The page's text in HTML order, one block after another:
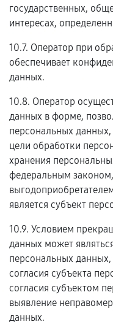
государственных,
интересах,
10.7. Оператор при
обеспечивает
данных.
10.8. Оператор
данных в форме,
персональных
цели обработки
хранения
федеральным
является субъект
10.9. Условием
данных может
персональных данных,
согласия субъекта
согласия субъектом
выявление
данных.